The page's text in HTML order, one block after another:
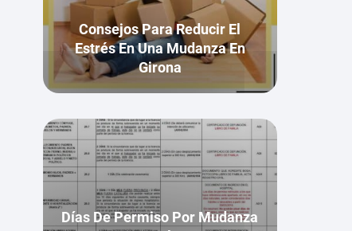
Consejos Para Reducir El
Estrés En Una Mudanza En
Girona
Días De Permiso Por Mudanza